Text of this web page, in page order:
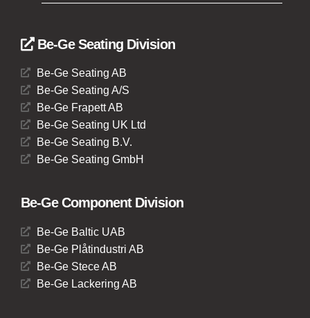
Be-Ge Seating Division
Be-Ge Seating AB
Be-Ge Seating A/S
Be-Ge Frapett AB
Be-Ge Seating UK Ltd
Be-Ge Seating B.V.
Be-Ge Seating GmbH
Be-Ge Component Division
Be-Ge Baltic UAB
Be-Ge Plåtindustri AB
Be-Ge Stece AB
Be-Ge Lackering AB